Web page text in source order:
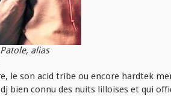
alias
le son acid tribe ou encore hardtek
bien connu des nuits lilloises et qui